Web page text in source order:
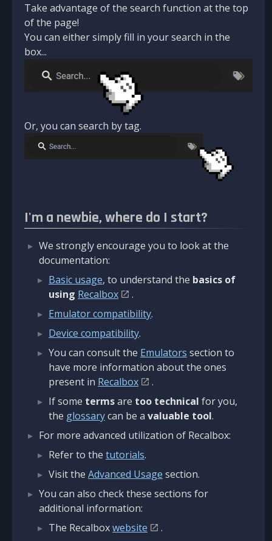
Take advantage of the search function at the top
of the page!
You can either simply fill in your search in the
box...
Or, you can search by tag.
I'm a newbie, where do I start?
We strongly encourage you to look at the
documentation:
Basic usage, to understand the basics of
using Recalbox
.
Emulator compatibility.
Device compatibility.
You can consult the Emulators section to
have more information about the ones
present in Recalbox
.
If some termsare too technical for you,
the glossarycan be a valuable tool.
For more advanced utilization of Recalbox:
Refer to the tutorials.
Visit the Advanced Usage section.
You can also check these sections for
additional information:
The Recalboxwebsite
.